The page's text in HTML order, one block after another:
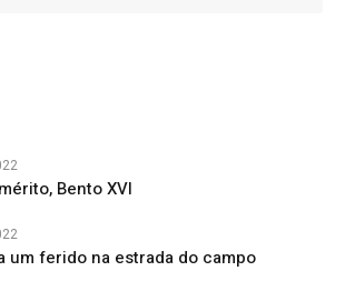
Bento XVI
um ferido na estrada do campo